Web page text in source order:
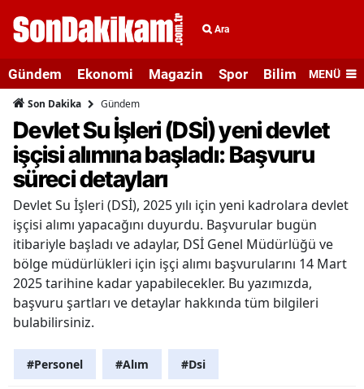
Ara
Gündem Ekonomi Magazin Spor Bilim veMENÜ
Son Dakika Gündem
Devlet Su İşleri (DSİ) yeni devlet
işçisi alımına başladı: Başvuru
süreci detayları
Devlet Su İşleri (DSİ), 2025 yılı için yeni kadrolara devlet
işçisi alımı yapacağını duyurdu. Başvurular bugün
itibariyle başladı ve adaylar, DSİ Genel Müdürlüğü ve
bölge müdürlükleri için işçi alımı başvurularını 14 Mart
2025 tarihine kadar yapabilecekler. Bu yazımızda,
başvuru şartları ve detaylar hakkında tüm bilgileri
bulabilirsiniz.
#Personel #Alım #Dsi